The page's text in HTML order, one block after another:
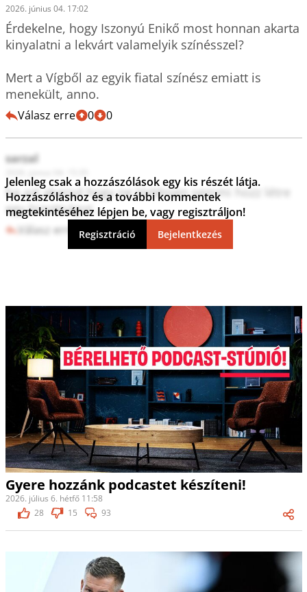
2026. június 04. 17:02
Érdekelne, hogy Iszonyú Enikő most honnan akarta
kinyalatni a lekvárt valamelyik színésszel?
Mert a Vígből az egyik fiatal színész emiatt is
menekült, anno.
Válasz erre 0 0
sarzal
ha azt akarod hogy ne történjen semmi hozz létre
egy bizottságot....
Válasz erre 3 0
Jelenleg csak a hozzászólások egy kis részét látja.
Hozzászóláshoz és a további kommentek
megtekintéséhez lépjen be, vagy regisztráljon!
Regisztráció Bejelentkezés
Gyere hozzánk podcastet készíteni!
2026. július 6. hétfő 11:58
28
15 93